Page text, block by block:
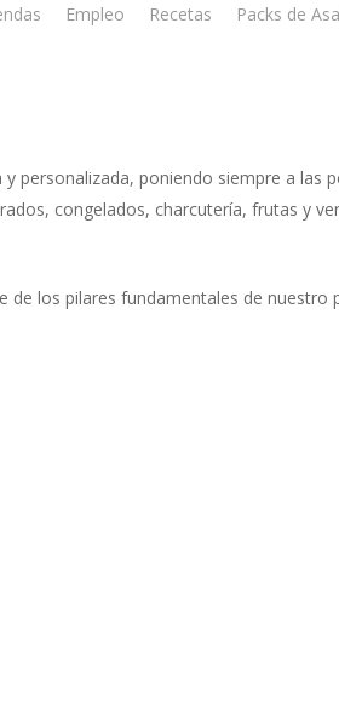
Empleo Recetas Packs de
personalizada, poniendo siempre a
congelados, charcutería, frutas y
los pilares fundamentales de